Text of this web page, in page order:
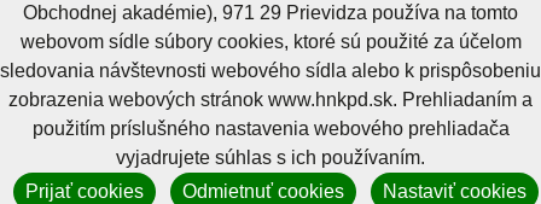
Ďalšie kontakty
Cookies nastavenieCookies - viac informáciíVyhlásenie o prístupnosti
Technický prevádzkovateľ
Správca obsahu
GenerujeCMS BUXUS
Obchodnej akadémie), 971 29 Prievidza používa na tomto
webovom sídle súbory cookies, ktoré sú použité za účelom
sledovania návštevnosti webového sídla alebo k prispôsobeniu
zobrazenia webových stránok www.hnkpd.sk. Prehliadaním a
použitím príslušného nastavenia webového prehliadača
vyjadrujete súhlas s ich používaním.
Prijať cookies
Odmietnuť cookies Nastaviť cookies